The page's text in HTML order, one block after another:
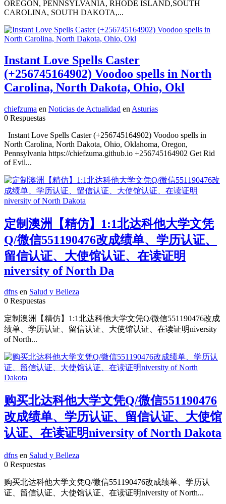
OREGON, PENNSYLVANIA, RHODE ISLAND,SOUTH
CAROLINA, SOUTH DAKOTA,...
Instant Love Spells Caster
(+256745164902) Voodoo spells in North
Carolina, North Dakota, Ohio, Okl
chiefzuma en Noticias de Actualidad en Asturias
0 Respuestas
Instant Love Spells Caster (+256745164902) Voodoo spells in
North Carolina, North Dakota, Ohio, Oklahoma, Oregon,
Pennsylvania https://chiefzuma.github.io +256745164902 Get Rid
of Evil...
定制澳洲【精仿】1:1北达科他大学文凭
Q/微信551190476改成绩单、学历认证、
留信认证、大使馆认证、在读证明
niversity of North Da
dfns en Salud y Belleza
0 Respuestas
定制澳洲【精仿】1:1北达科他大学文凭Q/微信551190476改成
绩单、学历认证、留信认证、大使馆认证、在读证明niversity
of North...
购买北达科他大学文凭Q/微信551190476
改成绩单、学历认证、留信认证、大使馆
认证、在读证明niversity of North Dakota
dfns en Salud y Belleza
0 Respuestas
购买北达科他大学文凭Q/微信551190476改成绩单、学历认
证、留信认证、大使馆认证、在读证明niversity of North...